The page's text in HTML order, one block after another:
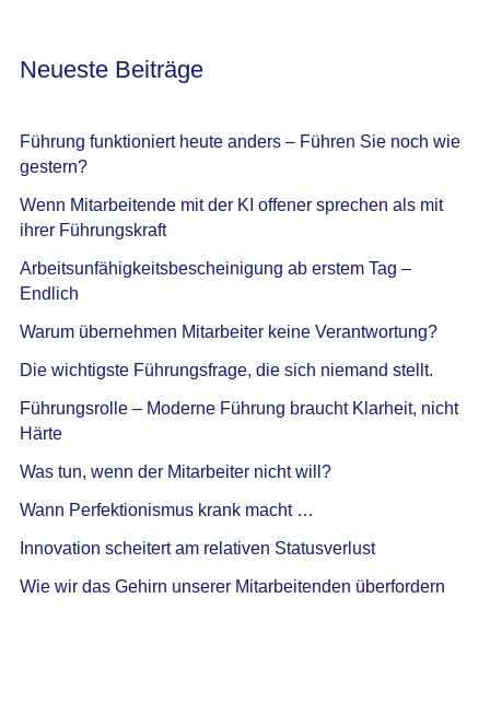
Neueste Beiträge
Führung funktioniert heute anders – Führen Sie noch wie
gestern?
Wenn Mitarbeitende mit der KI offener sprechen als mit
ihrer Führungskraft
Arbeitsunfähigkeitsbescheinigung ab erstem Tag –
Endlich
Warum übernehmen Mitarbeiter keine Verantwortung?
Die wichtigste Führungsfrage, die sich niemand stellt.
Führungsrolle – Moderne Führung braucht Klarheit, nicht
Härte
Was tun, wenn der Mitarbeiter nicht will?
Wann Perfektionismus krank macht …
Innovation scheitert am relativen Statusverlust
Wie wir das Gehirn unserer Mitarbeitenden überfordern